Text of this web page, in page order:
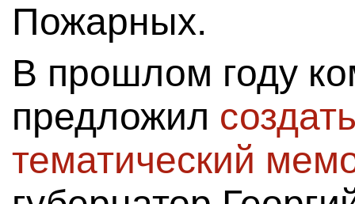
Пожарных.
В прошлом году
предложил
тематический